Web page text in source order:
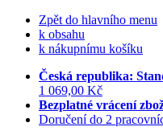
Zpět do hlavního menu
k obsahu
k nákupnímu košíku
Česká republika:
1 069,00 Kč
Bezplatné vrácení
Doručení do 2